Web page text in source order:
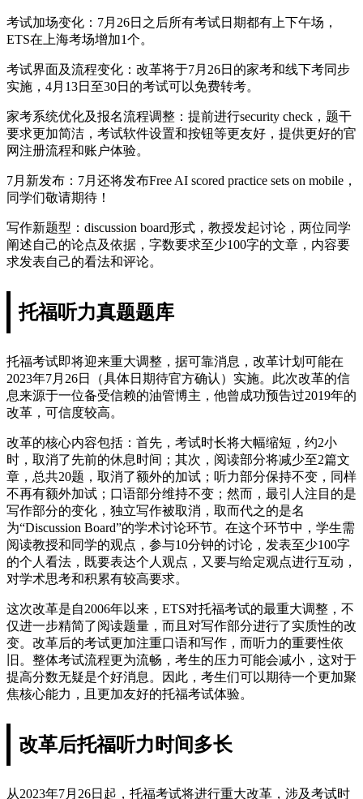
考试加场变化：7月26日之后所有考试日期都有上下午场，
ETS在上海考场增加1个。
考试界面及流程变化：改革将于7月26日的家考和线下考同步
实施，4月13日至30日的考试可以免费转考。
家考系统优化及报名流程调整：提前进行security check，题干
要求更加简洁，考试软件设置和按钮等更友好，提供更好的官
网注册流程和账户体验。
7月新发布：7月还将发布Free AI scored practice sets on mobile，
同学们敬请期待！
写作新题型：discussion board形式，教授发起讨论，两位同学
阐述自己的论点及依据，字数要求至少100字的文章，内容要
求发表自己的看法和评论。
托福听力真题题库
托福考试即将迎来重大调整，据可靠消息，改革计划可能在
2023年7月26日（具体日期待官方确认）实施。此次改革的信
息来源于一位备受信赖的油管博主，他曾成功预告过2019年的
改革，可信度较高。
改革的核心内容包括：首先，考试时长将大幅缩短，约2小
时，取消了先前的休息时间；其次，阅读部分将减少至2篇文
章，总共20题，取消了额外的加试；听力部分保持不变，同样
不再有额外加试；口语部分维持不变；然而，最引人注目的是
写作部分的变化，独立写作被取消，取而代之的是名
为“Discussion Board”的学术讨论环节。在这个环节中，学生需
阅读教授和同学的观点，参与10分钟的讨论，发表至少100字
的个人看法，既要表达个人观点，又要与给定观点进行互动，
对学术思考和积累有较高要求。
这次改革是自2006年以来，ETS对托福考试的最重大调整，不
仅进一步精简了阅读题量，而且对写作部分进行了实质性的改
变。改革后的考试更加注重口语和写作，而听力的重要性依
旧。整体考试流程更为流畅，考生的压力可能会减小，这对于
提高分数无疑是个好消息。因此，考生们可以期待一个更加聚
焦核心能力，且更加友好的托福考试体验。
改革后托福听力时间多长
从2023年7月26日起，托福考试将进行重大改革，涉及考试时